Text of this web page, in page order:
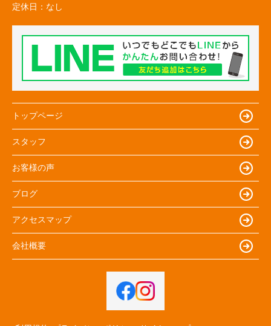
定休日： なし
トップページ
スタッフ
お客様の声
ブログ
アクセスマップ
会社概要